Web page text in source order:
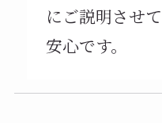
にご説明させ
安心です。